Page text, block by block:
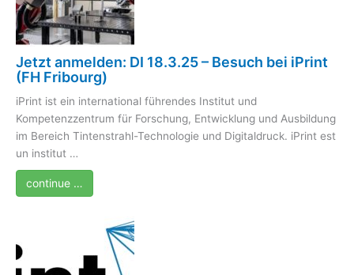
Jetzt anmelden: DI 18.3.25 – Besuch bei iPrint
(FH Fribourg)
iPrint ist ein international führendes Institut und
Kompetenzzentrum für Forschung, Entwicklung und Ausbildung
im Bereich Tintenstrahl-Technologie und Digitaldruck. iPrint est
un institut …
continue …